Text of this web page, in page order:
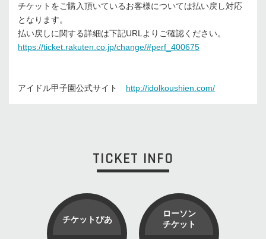
チケットをご購入頂いているお客様については払い戻し対応
となります。
払い戻しに関する詳細は下記URLよりご確認ください。
https://ticket.rakuten.co.jp/change/#perf_400675
アイドル甲子園公式サイト http://idolkoushien.com/
TICKET INFO
チケットぴあ
ローソン
チケット